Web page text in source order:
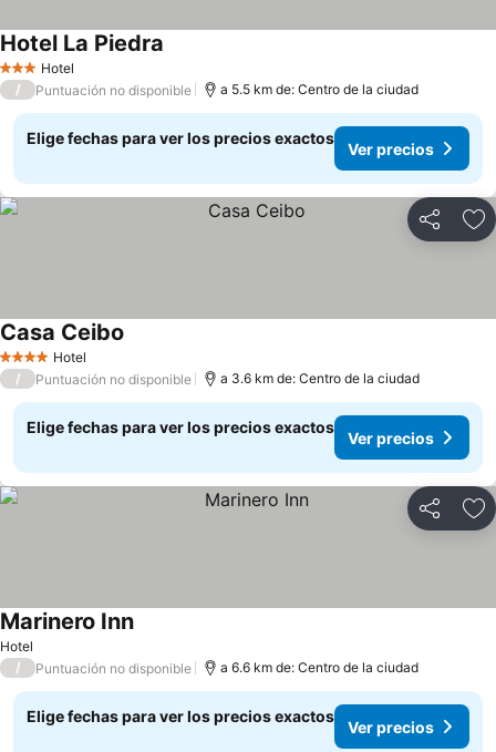
3 Estrellas
Hotel
Hotel La Piedra
/ Puntuación no disponible a 5.5 km de: Centro de la ciudad
Elige fechas para ver los precios exactos
Ver precios
Compartir
4 EstrellasHotel
Casa Ceibo
/ Puntuación no disponible a 3.6 km de: Centro de la ciudad
Elige fechas para ver los precios exactos
Ver precios
Compartir
Hotel
Marinero InnVer precios
/ Puntuación no disponible a 6.6 km de: Centro de la ciudad
Elige fechas para ver los precios exactos
Ver precios